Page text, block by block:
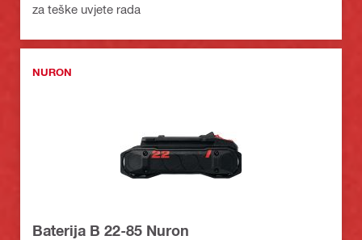
za teške uvjete rada
NURON
Baterija B 22-85 Nuron